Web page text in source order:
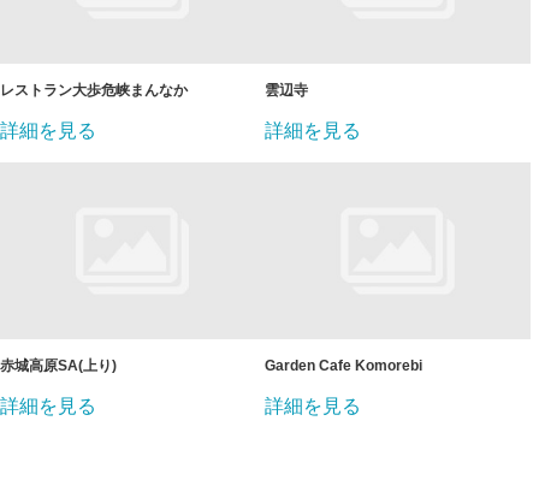
レストラン大歩危峡まんなか
詳細を見る
雲辺寺
詳細を見る
赤城高原SA(上り)
詳細を見る
Garden Cafe Komorebi
詳細を見る